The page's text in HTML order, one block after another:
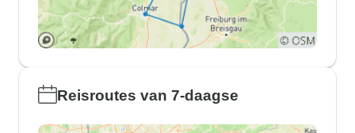
Reisroutes van 7-daagse